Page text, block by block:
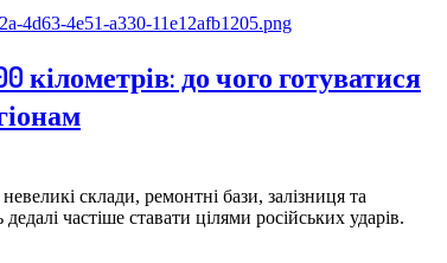
кілометрів: до чого готуватися
склади, ремонтні бази, залізниця та
дедалі частіше ставати цілями російських ударів.